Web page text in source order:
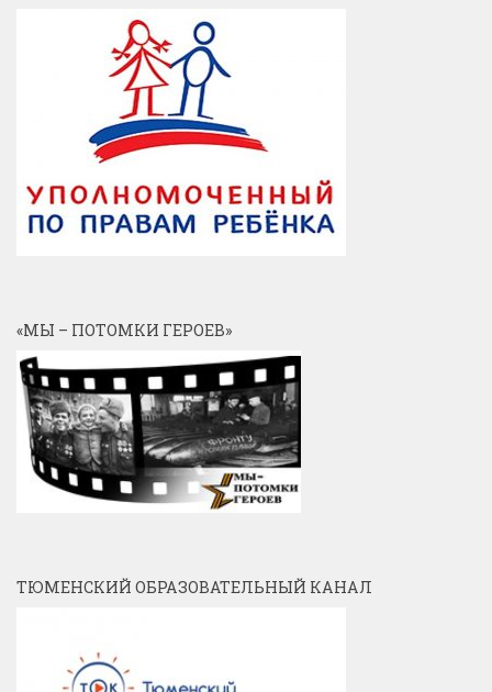
«МЫ – ПОТОМКИ ГЕРОЕВ»
ТЮМЕНСКИЙ ОБРАЗОВАТЕЛЬНЫЙ КАНАЛ